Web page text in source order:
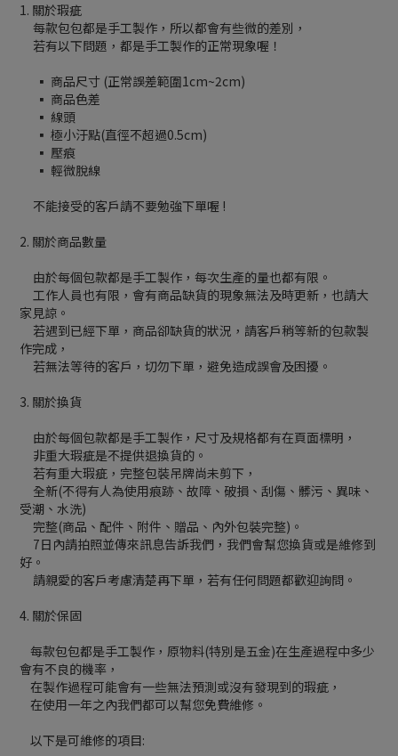
1. 關於瑕疵
每款包包都是手工製作，所以都會有些微的差別，
若有以下問題，都是手工製作的正常現象喔！
▪ 商品尺寸 (正常誤差範圍1cm~2cm)
▪ 商品色差
▪ 線頭
▪ 極小汙點(直徑不超過0.5cm)
▪ 壓痕
▪ 輕微脫線
不能接受的客戶請不要勉強下單喔 !
2. 關於商品數量
由於每個包款都是手工製作，每次生產的量也都有限。
工作人員也有限，會有商品缺貨的現象無法及時更新，也請大
家見諒。
若遇到已經下單，商品卻缺貨的狀況，請客戶稍等新的包款製
作完成，
若無法等待的客戶，切勿下單，避免造成誤會及困擾。
3. 關於換貨
由於每個包款都是手工製作，尺寸及規格都有在頁面標明，
非重大瑕疵是不提供退換貨的。
若有重大瑕疵，完整包裝吊牌尚未剪下，
全新(不得有人為使用痕跡、故障、破損、刮傷、髒污、異味、
受潮、水洗)
完整(商品、配件、附件、贈品、內外包裝完整)。
7日內請拍照並傳來訊息告訴我們，我們會幫您換貨或是維修到
好。
請親愛的客戶考慮清楚再下單，若有任何問題都歡迎詢問。
4. 關於保固
每款包包都是手工製作，原物料(特別是五金)在生產過程中多少
會有不良的機率，
在製作過程可能會有一些無法預測或沒有發現到的瑕疵，
在使用一年之內我們都可以幫您免費維修。
以下是可維修的項目: